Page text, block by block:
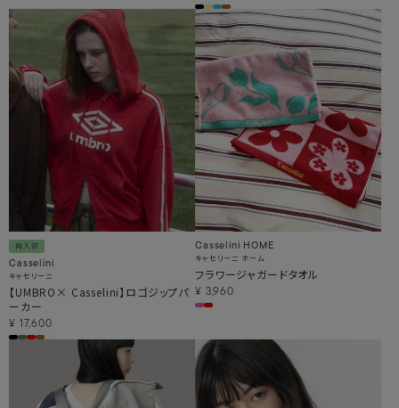
再入荷
Casselini
キャセリーニ
【UMBRO× Casselini】ロゴジップパ
ーカー
¥ 17,600
Casselini HOME
キャセリーニ ホーム
フラワージャガードタオル
¥ 3,960